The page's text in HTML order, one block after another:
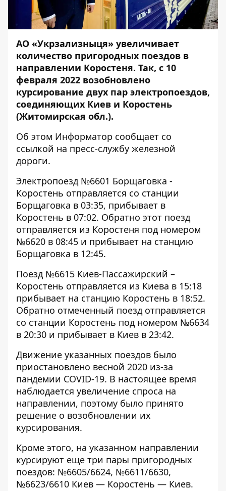
АО «Укрзализныця» увеличивает
количество пригородных поездов в
направлении Коростеня. Так, с 10
февраля 2022 возобновлено
курсирование двух пар электропоездов,
соединяющих Киев и Коростень
(Житомирская обл.).
Об этом Информатор сообщает со
ссылкой на пресс-службу железной
дороги.
Электропоезд №6601 Борщаговка -
Коростень отправляется со станции
Борщаговка в 03:35, прибывает в
Коростень в 07:02. Обратно этот поезд
отправляется из Коростеня под номером
№6620 в 08:45 и прибывает на станцию ​​
Борщаговка в 12:45.
Поезд №6615 Киев-Пассажирский –
Коростень отправляется из Киева в 15:18
прибывает на станцию ​​Коростень в 18:52.
Обратно отмеченный поезд отправляется
со станции Коростень под номером №6634
в 20:30 и прибывает в Киев в 23:42.
Движение указанных поездов было
приостановлено весной 2020 из-за
пандемии COVID-19. В настоящее время
наблюдается увеличение спроса на
направлении, поэтому было принято
решение о возобновлении их
курсирования.
Кроме этого, на указанном направлении
курсируют еще три пары пригородных
поездов: №6605/6624, №6611/6630,
№6623/6610 Киев — Коростень — Киев.